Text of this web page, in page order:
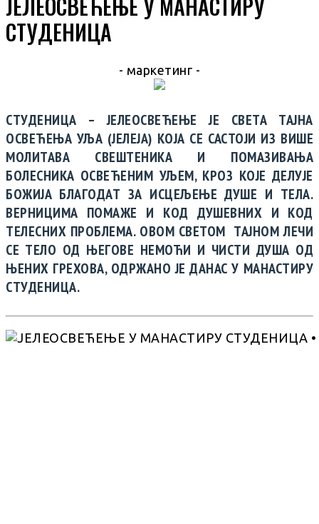
СТУДЕНИЦА
- маркетинг -
СТУДЕНИЦА – ЈЕЛЕОСВЕЋЕЊЕ ЈЕ СВЕТА ТАЈНА
ОСВЕЋЕЊА УЉА (ЈЕЛЕЈА) КОЈА СЕ САСТОЈИ ИЗ ВИШЕ
МОЛИТАВА СВЕШТЕНИКА И ПОМАЗИВАЊА
БОЛЕСНИКА ОСВЕЋЕНИМ УЉЕМ, КРОЗ КОЈЕ ДЕЛУЈЕ
БОЖИЈА БЛАГОДАТ ЗА ИСЦЕЉЕЊЕ ДУШЕ И ТЕЛА.
ВЕРНИЦИМА ПОМАЖЕ И КОД ДУШЕВНИХ И КОД
ТЕЛЕСНИХ ПРОБЛЕМА. ОВОМ СВЕТОМ ТАЈНОМ ЛЕЧИ
СЕ ТЕЛО ОД ЊЕГОВЕ НЕМОЋИ И ЧИСТИ ДУША ОД
ЊЕНИХ ГРЕХОВА, ОДРЖАНО ЈЕ ДАНАС У МАНАСТИРУ
СТУДЕНИЦА.